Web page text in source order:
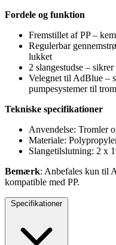
Fordele og funktion
Fremstillet af PP –
Regulerbar
lukket
2 slangestudse –
Velegnet til AdBlue –
pumpesystemer til
Tekniske specifikationer
Anvendelse: Tromler
Materiale:
Slangetilslutning: 2 x
Bemærk: Anbefales kun til
kompatible med PP.
Specifikationer